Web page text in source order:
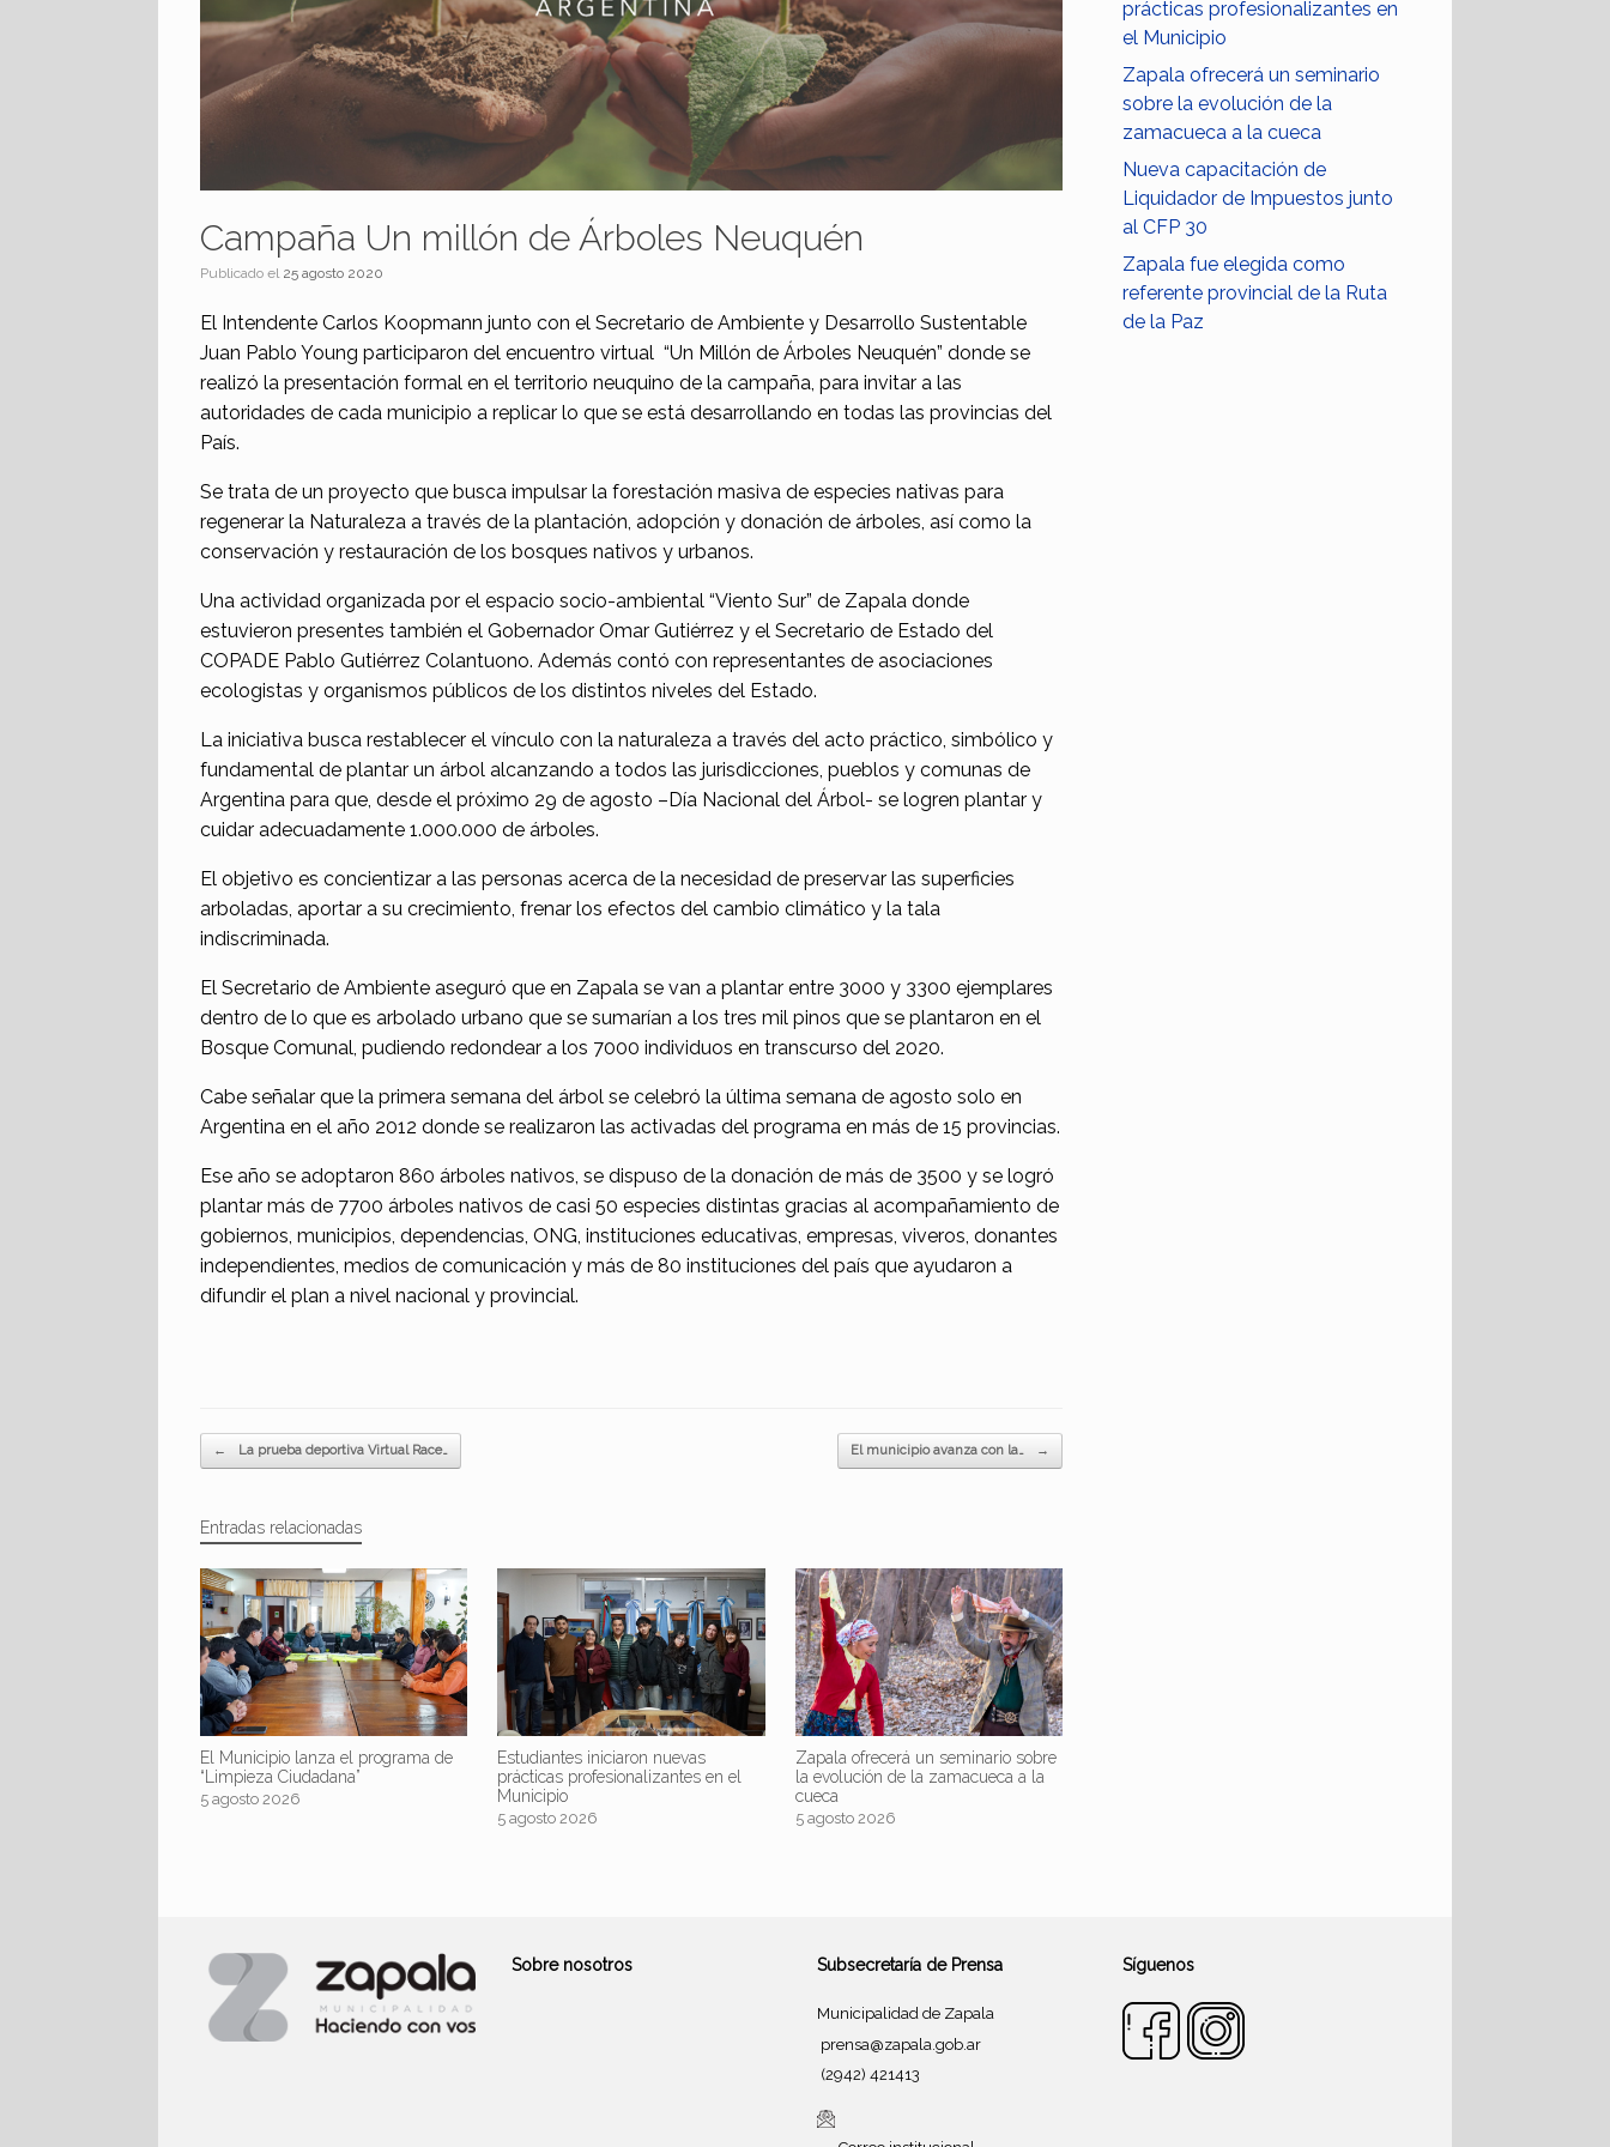
Campaña Un millón de Árboles Neuquén
Publicado el 25 agosto 2020
El Intendente Carlos Koopmann junto con el Secretario de Ambiente y Desarrollo Sustentable
Juan Pablo Young participaron del encuentro virtual “Un Millón de Árboles Neuquén” donde se
realizó la presentación formal en el territorio neuquino de la campaña, para invitar a las
autoridades de cada municipio a replicar lo que se está desarrollando en todas las provincias del
País.
Se trata de un proyecto que busca impulsar la forestación masiva de especies nativas para
regenerar la Naturaleza a través de la plantación, adopción y donación de árboles, así como la
conservación y restauración de los bosques nativos y urbanos.
Una actividad organizada por el espacio socio-ambiental “Viento Sur” de Zapala donde
estuvieron presentes también el Gobernador Omar Gutiérrez y el Secretario de Estado del
COPADE Pablo Gutiérrez Colantuono. Además contó con representantes de asociaciones
ecologistas y organismos públicos de los distintos niveles del Estado.
La iniciativa busca restablecer el vínculo con la naturaleza a través del acto práctico, simbólico y
fundamental de plantar un árbol alcanzando a todos las jurisdicciones, pueblos y comunas de
Argentina para que, desde el próximo 29 de agosto –Día Nacional del Árbol- se logren plantar y
cuidar adecuadamente 1.000.000 de árboles.
El objetivo es concientizar a las personas acerca de la necesidad de preservar las superficies
arboladas, aportar a su crecimiento, frenar los efectos del cambio climático y la tala
indiscriminada.
El Secretario de Ambiente aseguró que en Zapala se van a plantar entre 3000 y 3300 ejemplares
dentro de lo que es arbolado urbano que se sumarían a los tres mil pinos que se plantaron en el
Bosque Comunal, pudiendo redondear a los 7000 individuos en transcurso del 2020.
Cabe señalar que la primera semana del árbol se celebró la última semana de agosto solo en
Argentina en el año 2012 donde se realizaron las activadas del programa en más de 15 provincias.
Ese año se adoptaron 860 árboles nativos, se dispuso de la donación de más de 3500 y se logró
plantar más de 7700 árboles nativos de casi 50 especies distintas gracias al acompañamiento de
gobiernos, municipios, dependencias, ONG, instituciones educativas, empresas, viveros, donantes
independientes, medios de comunicación y más de 80 instituciones del país que ayudaron a
difundir el plan a nivel nacional y provincial.
Navegador de artículos
← La prueba deportiva Virtual Race… El municipio avanza con la… →
Entradas relacionadas
El Municipio lanza el programa de
“Limpieza Ciudadana”
5 agosto 2026
Estudiantes iniciaron nuevas
prácticas profesionalizantes en el
Municipio
5 agosto 2026
Zapala ofrecerá un seminario sobre
la evolución de la zamacueca a la
cueca
5 agosto 2026
prácticas profesionalizantes en
el Municipio
Zapala ofrecerá un seminario
sobre la evolución de la
zamacueca a la cueca
Nueva capacitación de
Liquidador de Impuestos junto
al CFP 30
Zapala fue elegida como
referente provincial de la Ruta
de la Paz
Sobre nosotros Subsecretaría de Prensa
Municipalidad de Zapala
prensa@zapala.gob.ar
(2942) 421413
Síguenos